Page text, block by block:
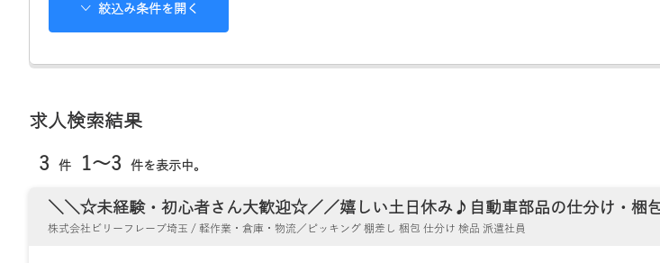
絞込み条件を開く
求人検索結果
3 件 1～3 件を表示中。
＼＼☆未経験・初心者さん大歓迎☆／／嬉しい土日休み♪自動車部品の仕分け・梱
株式会社ビリーフレーブ埼玉 / 軽作業・倉庫・物流／ピッキング 棚差し 梱包 仕分け 検品 派遣社員